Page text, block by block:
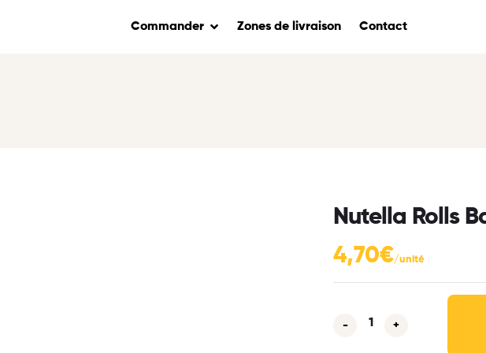
Commander Zones de livraison Contact
Nutella Rolls
4,70€
- +